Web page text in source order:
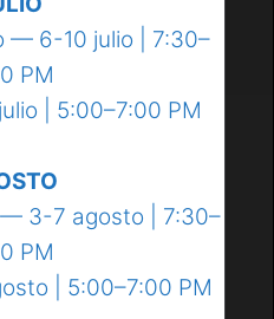
— 6-10 julio | 7:30–
PM
| 5:00–7:00 PM
3-7 agosto | 7:30–
PM
| 5:00–7:00 PM